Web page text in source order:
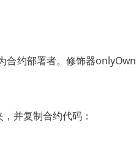
合约部署者。修饰器
并复制合约代码：